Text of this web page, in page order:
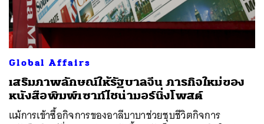
Global Affairs
เสริมภาพลักษณ์ให้รัฐบาลจีน ภารกิจใหม่ของ
หนังสือพิมพ์เซาท์ไชน่ามอร์นิ่งโพสต์
แม้การเข้าซื้อกิจการของอาลีบาบาช่วยชุบชีวิตกิจการ
ค้นหา